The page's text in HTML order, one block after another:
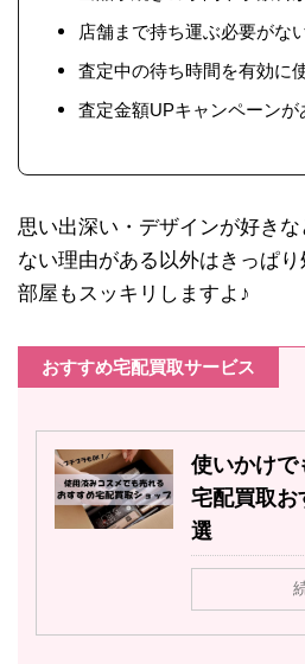
店舗まで持ち運ぶ必要がな
査定中の待ち時間を有効に
査定金額UPキャンペーンが
思い出深い・デザインが好き
ない理由がある以外はきっぱ
部屋もスッキリしますよ♪
おすすめ宅配買取サービス
使いかけで
宅配買取お
選